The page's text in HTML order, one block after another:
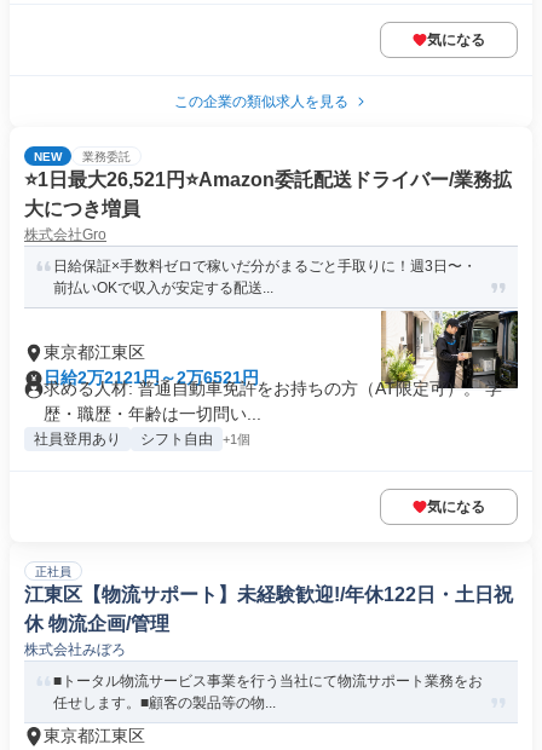
気になる
この企業の類似求人を見る
NEW 業務委託
⭐️1日最大26,521円⭐️Amazon委託配送ドライバー/業務拡
大につき増員
株式会社Gro
日給保証×手数料ゼロで稼いだ分がまるごと手取りに！週3日〜・
前払いOKで収入が安定する配送...
東京都江東区
日給2万2121円～2万6521円
求める人材: 普通自動車免許をお持ちの方（AT限定可）。 学
歴・職歴・年齢は一切問い...
社員登用あり シフト自由 +1個
気になる
正社員
江東区【物流サポート】未経験歓迎!/年休122日・土日祝
休 物流企画/管理
株式会社みぼろ
■トータル物流サービス事業を行う当社にて物流サポート業務をお
任せします。■顧客の製品等の物...
東京都江東区